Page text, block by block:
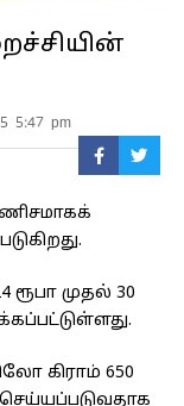
5:47 pm
ரூபா முதல் 30
கிராம் 650